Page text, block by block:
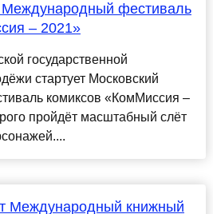
фестиваль
– 2021»
государственной
стартует Московский
комиксов «КомМиссия –
пройдёт масштабный слёт
Международный книжный